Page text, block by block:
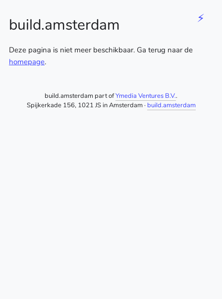
⚡
build.amsterdam
Deze pagina is niet meer beschikbaar. Ga terug naar de
homepage.
build.amsterdam part ofYmedia Ventures B.V..
Spijkerkade 156, 1021 JS in Amsterdam · build.amsterdam